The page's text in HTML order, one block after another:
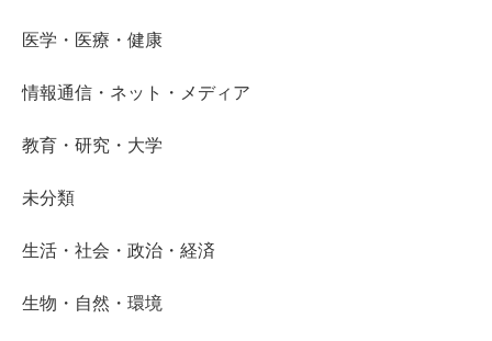
医学・医療・健康
情報通信・ネット・メディア
教育・研究・大学
未分類
生活・社会・政治・経済
生物・自然・環境